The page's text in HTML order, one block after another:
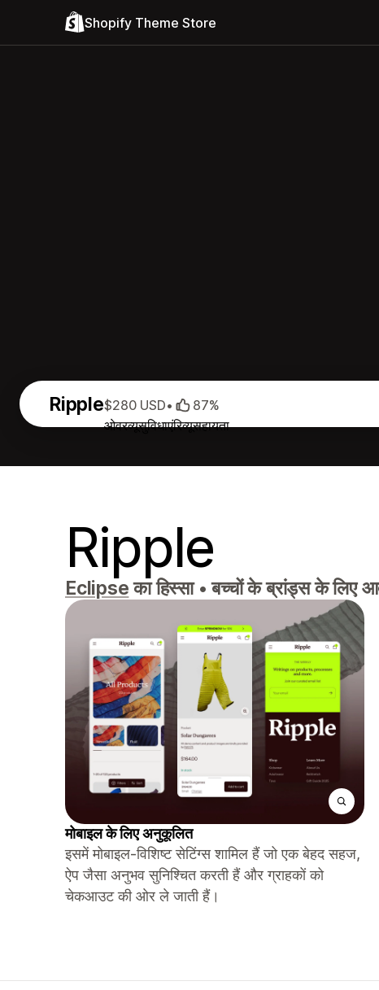
Shopify Theme Store
Ripple
ओवरव्यूसुविधाएंरिव्यूसहायता
$280 USD• 87%
Ripple
Eclipseका हिस्सा • बच्चों के ब्रांड्स के लिए
मोबाइल के लिए अनुकूलित
इसमें मोबाइल-विशिष्ट सेटिंग्स शामिल हैं जो एक बेहद सहज,
ऐप जैसा अनुभव सुनिश्चित करती हैं और ग्राहकों को
चेकआउट की ओर ले जाती हैं।